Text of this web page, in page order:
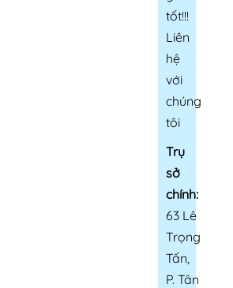
tốt!!!
Liên
hệ
với
chúng
tôi
Trụ
sở
chính:
63 Lê
Trọng
Tấn,
P. Tân